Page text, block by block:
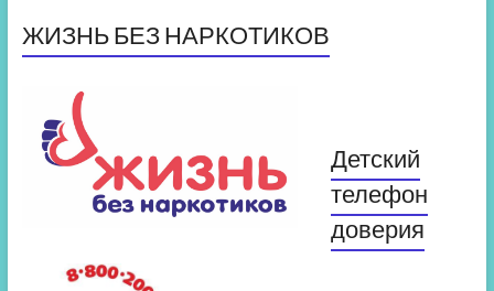
ЖИЗНЬ БЕЗ НАРКОТИКОВ
Детский
телефон
доверия